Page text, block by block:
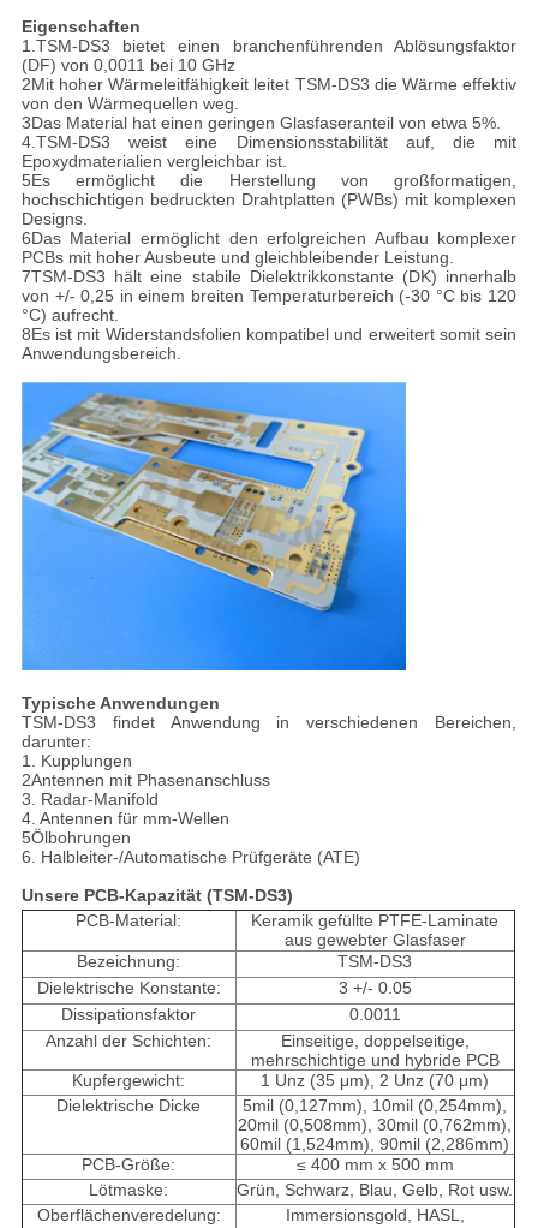
Eigenschaften
1.TSM-DS3 bietet einen branchenführenden Ablösungsfaktor
(DF) von 0,0011 bei 10 GHz
2Mit hoher Wärmeleitfähigkeit leitet TSM-DS3 die Wärme effektiv
von den Wärmequellen weg.
3Das Material hat einen geringen Glasfaseranteil von etwa 5%.
4.TSM-DS3 weist eine Dimensionsstabilität auf, die mit
Epoxydmaterialien vergleichbar ist.
5Es ermöglicht die Herstellung von großformatigen,
hochschichtigen bedruckten Drahtplatten (PWBs) mit komplexen
Designs.
6Das Material ermöglicht den erfolgreichen Aufbau komplexer
PCBs mit hoher Ausbeute und gleichbleibender Leistung.
7TSM-DS3 hält eine stabile Dielektrikkonstante (DK) innerhalb
von +/- 0,25 in einem breiten Temperaturbereich (-30 °C bis 120
°C) aufrecht.
8Es ist mit Widerstandsfolien kompatibel und erweitert somit sein
Anwendungsbereich.
Typische Anwendungen
TSM-DS3 findet Anwendung in verschiedenen Bereichen,
darunter:
1. Kupplungen
2Antennen mit Phasenanschluss
3. Radar-Manifold
4. Antennen für mm-Wellen
5Ölbohrungen
6. Halbleiter-/Automatische Prüfgeräte (ATE)
Unsere PCB-Kapazität (TSM-DS3)
PCB-Material:
Keramik gefüllte PTFE-Laminate
aus gewebter Glasfaser
Bezeichnung:
TSM-DS3
Dielektrische Konstante:
3 +/- 0.05
Dissipationsfaktor
0.0011
Anzahl der Schichten:
Einseitige, doppelseitige,
mehrschichtige und hybride PCB
Kupfergewicht:
1 Unz (35 μm), 2 Unz (70 μm)
Dielektrische Dicke
5mil (0,127mm), 10mil (0,254mm),
20mil (0,508mm), 30mil (0,762mm),
60mil (1,524mm), 90mil (2,286mm)
PCB-Größe:
≤ 400 mm x 500 mm
Lötmaske:
Grün, Schwarz, Blau, Gelb, Rot usw.
Oberflächenveredelung:
Immersionsgold, HASL,